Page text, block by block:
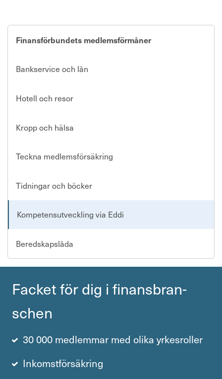
Avsluta medlemskap
In English
Logga in
Finansförbundets medlemsförmåner
Bankservice och lån
Hotell och resor
Kropp och hälsa
Teckna medlemsförsäkring
Tidningar och böcker
Kompetensutveckling via Eddi
Beredskapslåda
Facket för dig i finans­bran­
schen
30 000 medlemmar med olika yrkesroller
Inkomstförsäkring